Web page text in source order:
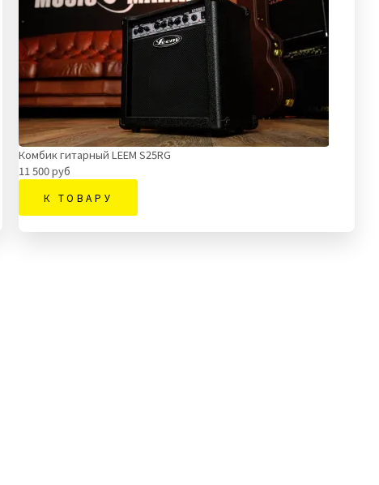
Комбик гитарный LEEM S25RG
11 500 руб
К ТОВАРУ